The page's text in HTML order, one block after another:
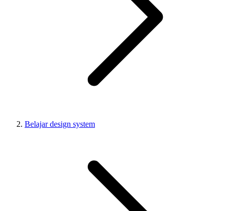
Belajar design system